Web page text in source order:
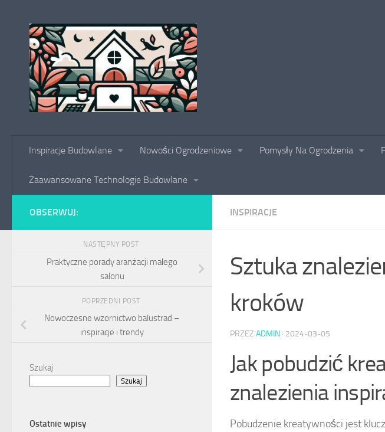
Inspiracje Budowlane Nowości Ogrodzeniowe Pomysły Na Ogrodzenia
Zaawansowane Technologie Budowlane
INSPIRACJE
Sztuka
kroków
PRZEZ ADMIN · 2024-03-05
Jak pobudzić
znalezienia
Pobudzenie kreatywności jest
OBSERWUJ:
NASTĘPNY POST
Praktyczne porady aranżacji małego
salonu
POPRZEDNI POST
Nowoczesne wzornictwo balustrad –
inspiracje i trendy
Szukaj
Szukaj
Ostatnie wpisy